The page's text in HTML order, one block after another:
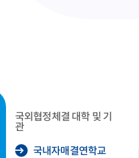
국외협정체결 대학 및 기
관
국내자매결연학교